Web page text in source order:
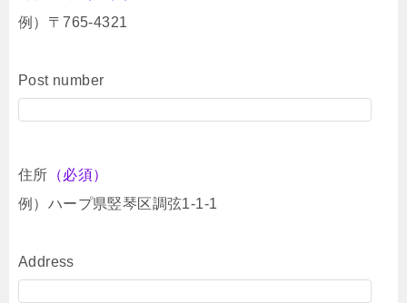
例）〒765-4321
Post number
住所 （必須）
例）ハープ県竪琴区調弦1-1-1
Address